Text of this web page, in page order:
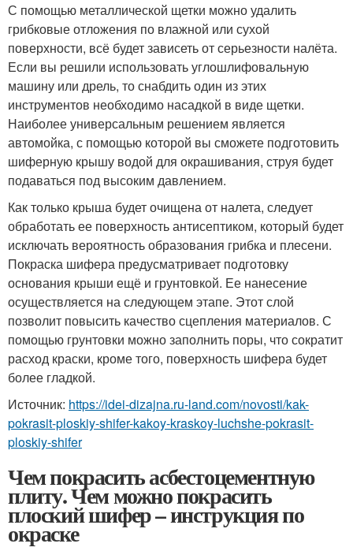
С помощью металлической щетки можно удалить
грибковые отложения по влажной или сухой
поверхности, всё будет зависеть от серьезности налёта.
Если вы решили использовать углошлифовальную
машину или дрель, то снабдить один из этих
инструментов необходимо насадкой в виде щетки.
Наиболее универсальным решением является
автомойка, с помощью которой вы сможете подготовить
шиферную крышу водой для окрашивания, струя будет
подаваться под высоким давлением.
Как только крыша будет очищена от налета, следует
обработать ее поверхность антисептиком, который будет
исключать вероятность образования грибка и плесени.
Покраска шифера предусматривает подготовку
основания крыши ещё и грунтовкой. Ее нанесение
осуществляется на следующем этапе. Этот слой
позволит повысить качество сцепления материалов. С
помощью грунтовки можно заполнить поры, что сократит
расход краски, кроме того, поверхность шифера будет
более гладкой.
Источник: https://idei-dizajna.ru-land.com/novosti/kak-
pokrasit-ploskiy-shifer-kakoy-kraskoy-luchshe-pokrasit-
ploskiy-shifer
Чем покрасить асбестоцементную
плиту. Чем можно покрасить
плоский шифер – инструкция по
окраске